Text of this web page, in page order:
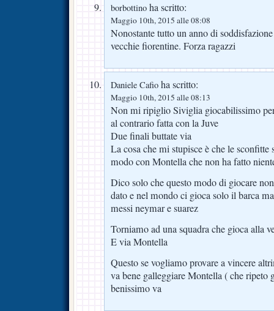
borbottino ha scritto:
Maggio 10th, 2015 alle 08:08
Nonostante tutto un anno di
vecchie fiorentine. Forza ragazzi
Daniele Cafio ha scritto:
Maggio 10th, 2015 alle 08:13
Non mi ripiglio Siviglia giocabilissimo
al contrario fatta con la Juve
Due finali buttate via
La cosa che mi stupisce è che le sconfitte
modo con Montella che non ha fatto
Dico solo che questo modo di giocare
dato e nel mondo ci gioca solo il barca
messi neymar e suarez
Torniamo ad una squadra che gioca alla
E via Montella
Questo se vogliamo provare a vincere
va bene galleggiare Montella ( che ripeto
benissimo va